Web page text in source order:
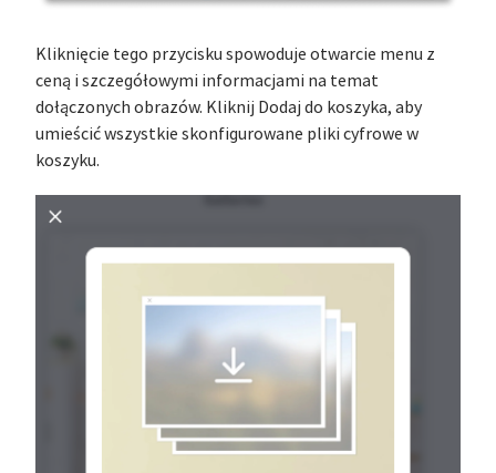
Kliknięcie tego przycisku spowoduje otwarcie menu z
ceną i szczegółowymi informacjami na temat
dołączonych obrazów. Kliknij Dodaj do koszyka, aby
umieścić wszystkie skonfigurowane pliki cyfrowe w
koszyku.